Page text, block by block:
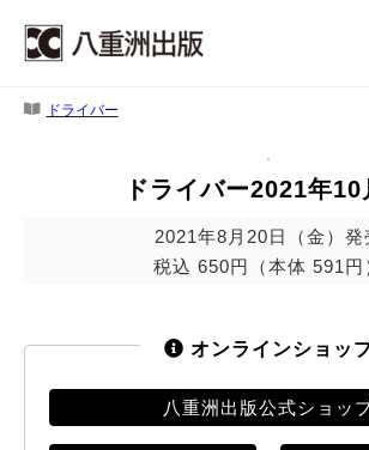
ドライバー
ドライバー2021年10
2021年8月20日（金）発
税込 650円（本体 591円
オンラインショッ
八重洲出版公式ショッ